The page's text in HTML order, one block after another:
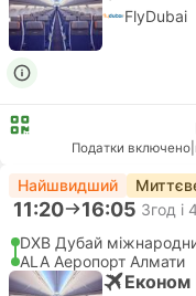
FlyDubai
Податки включено
Найшвидший
11:20 16:05 3год і
DXB Дубай
ALA Аеропорт Алмати
Економ